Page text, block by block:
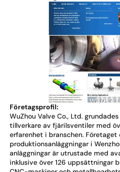
Företagsprofil:
WuZhou Valve Co., Ltd.
tillverkare av fjärilsventiler med
erfarenhet i branschen.
produktionsanläggningar i
anläggningar är utrustade med
inklusive över 126 uppsättningar